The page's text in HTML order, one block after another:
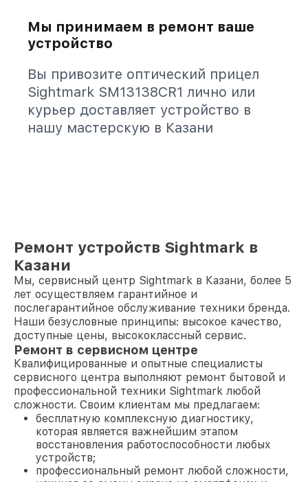
Мы принимаем в ремонт ваше
устройство
Вы привозите оптический прицел
Sightmark SM13138CR1 лично или
курьер доставляет устройство в
нашу мастерскую в Казани
Ремонт устройств Sightmark в
Казани
Мы, сервисный центр Sightmark в Казани, более 5
лет осуществляем гарантийное и
послегарантийное обслуживание техники бренда.
Наши безусловные принципы: высокое качество,
доступные цены, высококлассный сервис.
Ремонт в сервисном центре
Квалифицированные и опытные специалисты
сервисного центра выполняют ремонт бытовой и
профессиональной техники Sightmark любой
сложности. Своим клиентам мы предлагаем:
бесплатную комплексную диагностику,
которая является важнейшим этапом
восстановления работоспособности любых
устройств;
профессиональный ремонт любой сложности,